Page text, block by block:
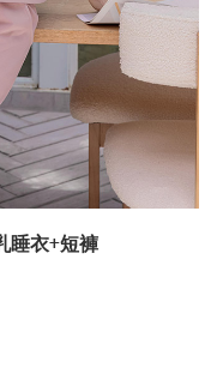
睡衣+短褲